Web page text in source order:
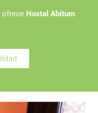
ofrece Hostal Abitum